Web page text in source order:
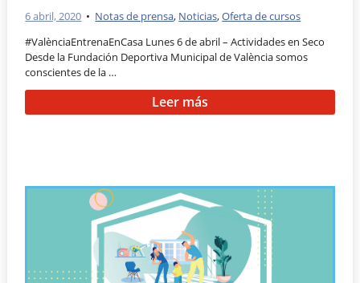
6 abril, 2020 • Notas de prensa, Noticias,Oferta de cursos
#ValènciaEntrenaEnCasa Lunes 6 de abril – Actividades en Seco
Desde la Fundación Deportiva Municipal de València somos
conscientes de la …
Leer más